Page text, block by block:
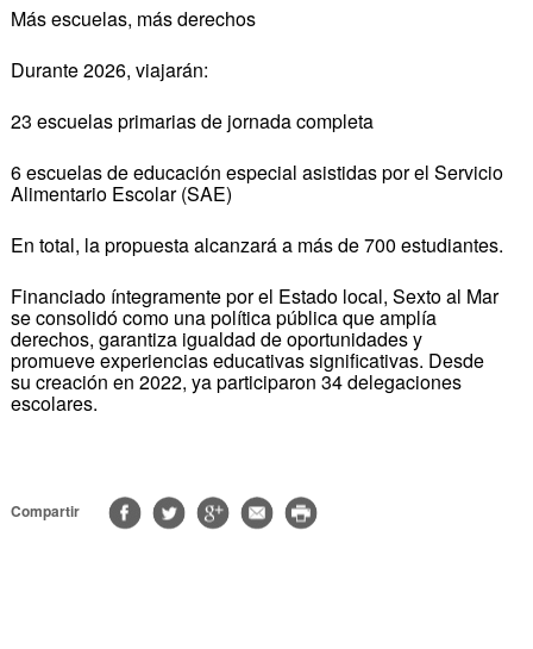
Más escuelas, más derechos
Durante 2026, viajarán:
23 escuelas primarias de jornada completa
6 escuelas de educación especial asistidas por el Servicio
Alimentario Escolar (SAE)
En total, la propuesta alcanzará a más de 700 estudiantes.
Financiado íntegramente por el Estado local, Sexto al Mar
se consolidó como una política pública que amplía
derechos, garantiza igualdad de oportunidades y
promueve experiencias educativas significativas. Desde
su creación en 2022, ya participaron 34 delegaciones
escolares.
Compartir